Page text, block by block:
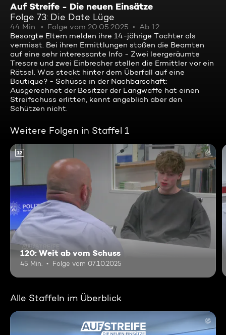
Auf Streife - Die neuen Einsätze
Folge 73: Die Date Lüge
44 Min. Folge vom 20.05.2025
Ab 12
Besorgte Eltern melden ihre 14-jährige Tochter als
vermisst. Bei ihren Ermittlungen stoßen die Beamten
auf eine sehr interessante Info - Zwei leergeräumte
Tresore und zwei Einbrecher stellen die Ermittler vor ein
Rätsel. Was steckt hinter dem Überfall auf eine
Boutique? - Schüsse in der Nachbarschaft:
Ausgerechnet der Besitzer der Langwaffe hat einen
Streifschuss erlitten, kennt angeblich aber den
Schützen nicht.
Weitere Folgen in Staffel 1
12
120: Weit ab vom Schuss
45 Min. Folge vom 07.10.2025
Alle Staffeln im Überblick